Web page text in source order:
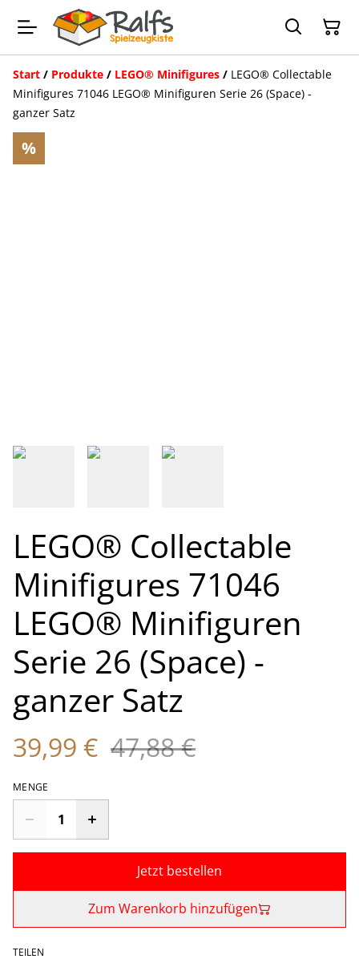
Start / Produkte / LEGO® Minifigures / LEGO® Collectable
Minifigures 71046 LEGO® Minifiguren Serie 26 (Space) -
ganzer Satz
%
LEGO® Collectable
Minifigures 71046
LEGO® Minifiguren
Serie 26 (Space) -
ganzer Satz
39,99 € 47,88 €
MENGE
Jetzt bestellen
Zum Warenkorb hinzufügen
TEILEN